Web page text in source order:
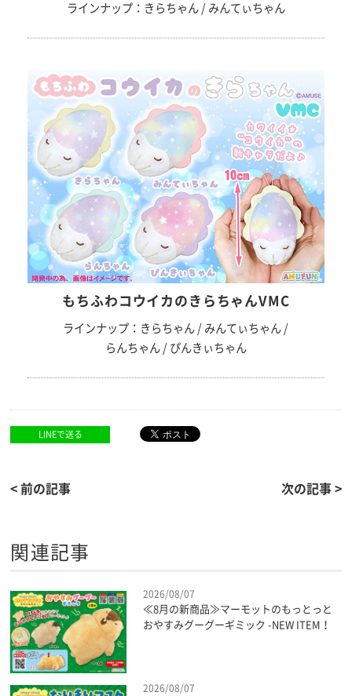
ラインナップ：きらちゃん / みんてぃちゃん
もちふわコウイカのきらちゃんVMC
ラインナップ：きらちゃん / みんてぃちゃん /
らんちゃん / ぴんきぃちゃん
LINEで送る
< 前の記事 次の記事 >
関連記事
2026/08/07
≪8月の新商品≫マーモットのもっとっと
おやすみグーグーギミック -NEW ITEM！
2026/08/07